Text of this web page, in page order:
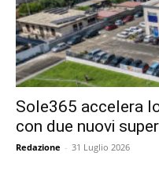
Sole365 accelera
con due nuovi
Redazione - 31 Luglio 2026